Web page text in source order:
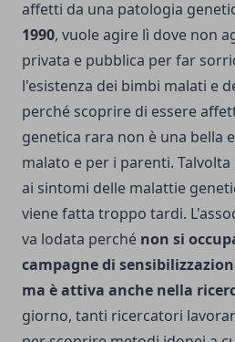
affetti da una patologia
1990, vuole agire lì dove non
privata e pubblica per far
l'esistenza dei bimbi malati e
perché scoprire di essere
genetica rara non è una bella
malato e per i parenti.
ai sintomi delle malattie
viene fatta troppo tardi.
va lodata perché non si
campagne di
ma è attiva anche nella
giorno, tanti ricercatori